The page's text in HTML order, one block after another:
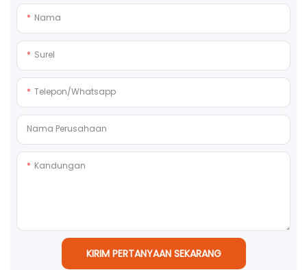
Nama
Surel
Telepon/whatsapp
Nama Perusahaan
Kandungan
KIRIM PERTANYAAN SEKARANG